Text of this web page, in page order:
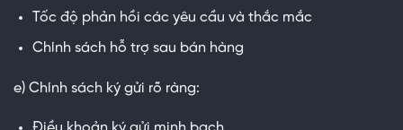
Tốc độ phản hồi các yêu cầu và thắc mắc
Chính sách hỗ trợ sau bán hàng
e) Chính sách ký gửi rõ ràng: